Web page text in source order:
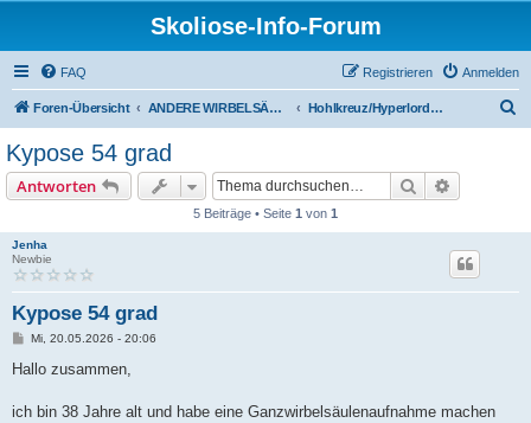
Skoliose-Info-Forum
FAQ Anmelden
Registrieren
Foren-Übersicht ANDERE WIRBELSÄULENDEFORMITÄTEN Hohlkreuz/Hyperlordose, Rundrücken/Hyperkyphose, Morbus Scheuermann...
Kypose 54 grad
Antworten Suche
5 Beiträge • Seite 1 von 1
Jenha
Newbie
Kypose 54 grad
B
i
a
Mi, 20.05.2026 - 20:06
Hallo zusammen,
ich bin 38 Jahre alt und habe eine Ganzwirbelsäulenaufnahme machen